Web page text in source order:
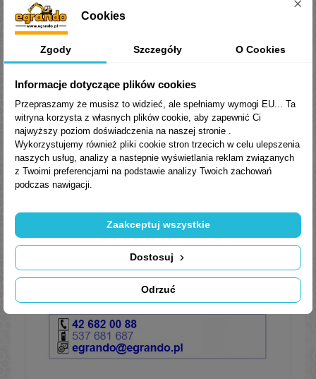
Liten
EP-1 przeznaczony jest do
smarowania łożysk urządzeń z centralnymi
układami smarowania pracujących w
umiarkowanych temperaturach otoczenia i
wymagających przetłaczania smaru na duże
odległości.
Normy, aprobaty, specyfikacje
DIN 51 502: KP1G-20
ISO 6743-9: BCHB-1
Cookies
Zgody Szczegóły O Cookies
Informacje dotyczące plików cookies
Przepraszamy że musisz to widzieć, ale spełniamy wymogi EU... Ta
witryna korzysta z własnych plików cookie, aby zapewnić Ci
najwyższy poziom doświadczenia na naszej stronie .
Wykorzystujemy również pliki cookie stron trzecich w celu ulepszenia
naszych usług, analizy a nastepnie wyświetlania reklam związanych
z Twoimi preferencjami na podstawie analizy Twoich zachowań
podczas nawigacji.
Odrzuć
Dostosuj
Zaakceptuj wszystkie